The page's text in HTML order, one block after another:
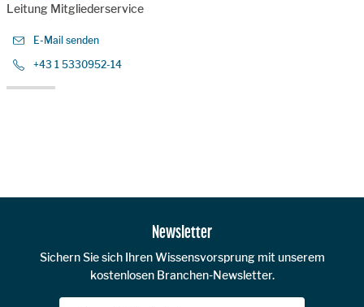
Leitung Mitgliederservice
E-Mail senden
+43 1 5330952-14
Newsletter
Sichern Sie sich Ihren Wissensvorsprung mit unserem
kostenlosen Branchen-Newsletter.